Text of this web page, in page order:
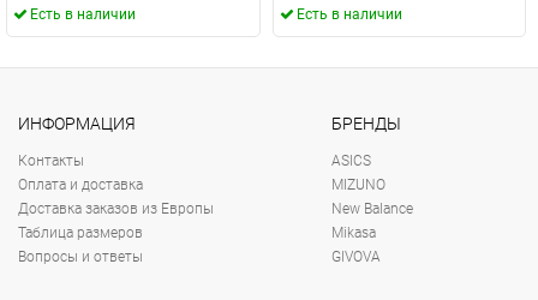
Есть в наличии Есть в наличии
ИНФОРМАЦИЯ
Контакты
Оплата и доставка
Доставка заказов из Европы
Таблица размеров
Вопросы и ответы
БРЕНДЫ
ASICS
MIZUNO
New Balance
Mikasa
GIVOVA